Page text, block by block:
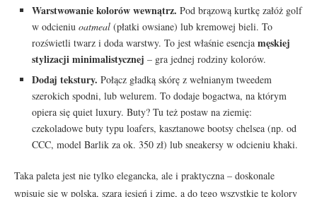
Warstwowanie kolorów wewnątrz. Pod brązową kurtkę załóż golf
w odcieniu oatmeal (płatki owsiane) lub kremowej bieli. To
rozświetli twarz i doda warstwy. To jest właśnie esencja męskiej
stylizacji minimalistycznej – gra jednej rodziny kolorów.
Dodaj tekstury. Połącz gładką skórę z wełnianym tweedem
szerokich spodni, lub welurem. To dodaje bogactwa, na którym
opiera się quiet luxury. Buty? Tu też postaw na ziemię:
czekoladowe buty typu loafers, kasztanowe bootsy chelsea (np. od
CCC, model Barlik za ok. 350 zł) lub sneakersy w odcieniu khaki.
Taka paleta jest nie tylko elegancka, ale i praktyczna – doskonale
wpisuje się w polską, szarą jesień i zimę, a do tego wszystkie te kolory